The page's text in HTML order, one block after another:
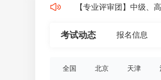
【专业评审团】中级、高
考试动态 报名信息
全国 北京 天津